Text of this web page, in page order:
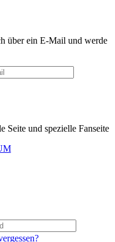
über ein E-Mail und werde
Seite und spezielle Fanseite